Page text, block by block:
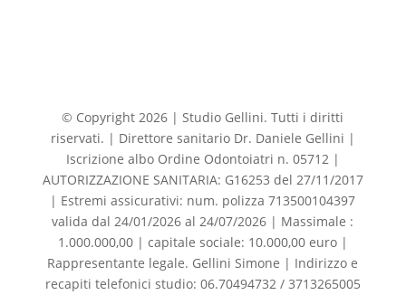
© Copyright 2026 | Studio Gellini. Tutti i diritti
riservati. | Direttore sanitario Dr. Daniele Gellini |
Iscrizione albo Ordine Odontoiatri n. 05712 |
AUTORIZZAZIONE SANITARIA: G16253 del 27/11/2017
| Estremi assicurativi: num. polizza 713500104397
valida dal 24/01/2026 al 24/07/2026 | Massimale :
1.000.000,00 | capitale sociale: 10.000,00 euro |
Rappresentante legale. Gellini Simone | Indirizzo e
recapiti telefonici studio: 06.70494732 / 3713265005